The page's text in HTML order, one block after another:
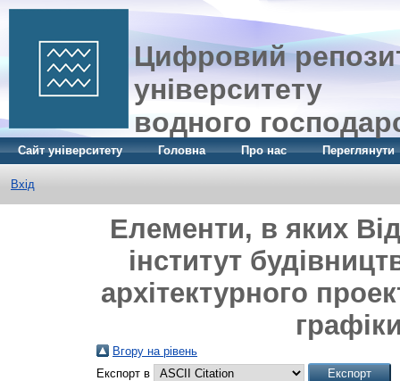
Цифровий
університету
водного
Сайт університету Головна Про нас Переглянути
Вхід
Елементи, в яких
інститут
архітектурного
Вгору на рівень
Експорт в